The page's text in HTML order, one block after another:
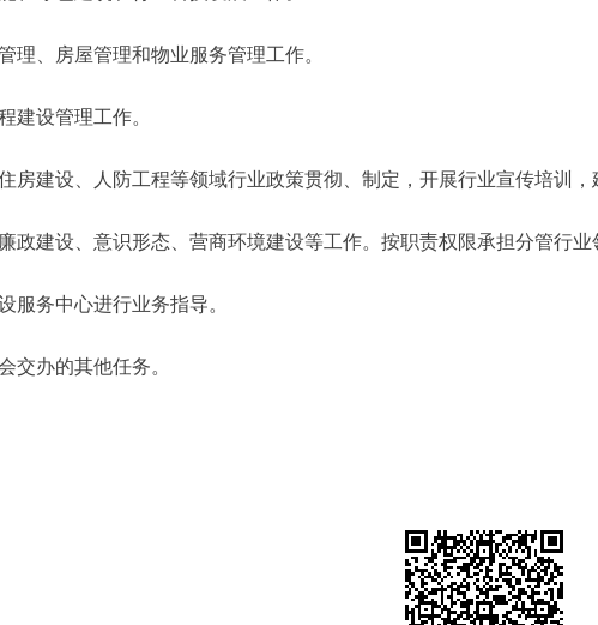
、房屋管理和物业服务管理工作。
设管理工作。
建设、人防工程等领域行业政策贯彻、制定，开展行业宣传培训，
建设、意识形态、营商环境建设等工作。按职责权限承担分管行业
务中心进行业务指导。
办的其他任务。